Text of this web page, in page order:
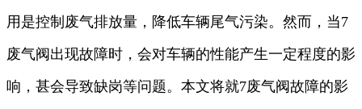
用是控制废气排放量，降低车辆尾气污染。然而，当7
废气阀出现故障时，会对车辆的性能产生一定程度的影
响，甚会导致缺岗等问题。本文将就7废气阀故障的影